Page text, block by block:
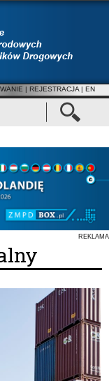
| REJESTRACJA | EN
REKLAMA